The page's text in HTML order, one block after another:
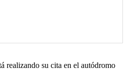
realizando su cita en el autódromo